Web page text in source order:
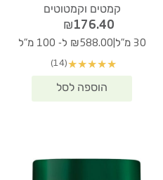
קמטים וקמטוטים
₪176.40
30 מ"ל ₪588.00 ל- 100 מ"ל
★
★
★
★
★
(14)